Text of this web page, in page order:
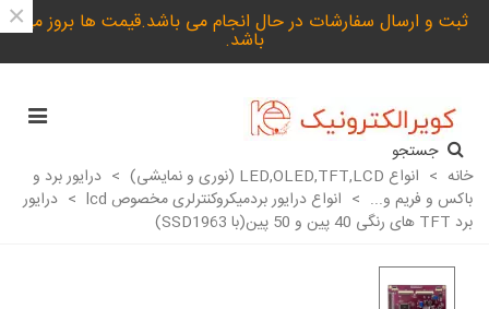
ثبت و ارسال سفارشات در حال انجام می باشد.قیمت ها بروز می
باشد.
×
جستجو
خانه > انواع LED,OLED,TFT,LCD (نوری و نمایشی) > درایور برد و
باکس و فریم و... > انواع درایور بردمیکروکنترلری مخصوص lcd > درایور
برد TFT های رنگی 40 پین و 50 پین(با SSD1963)